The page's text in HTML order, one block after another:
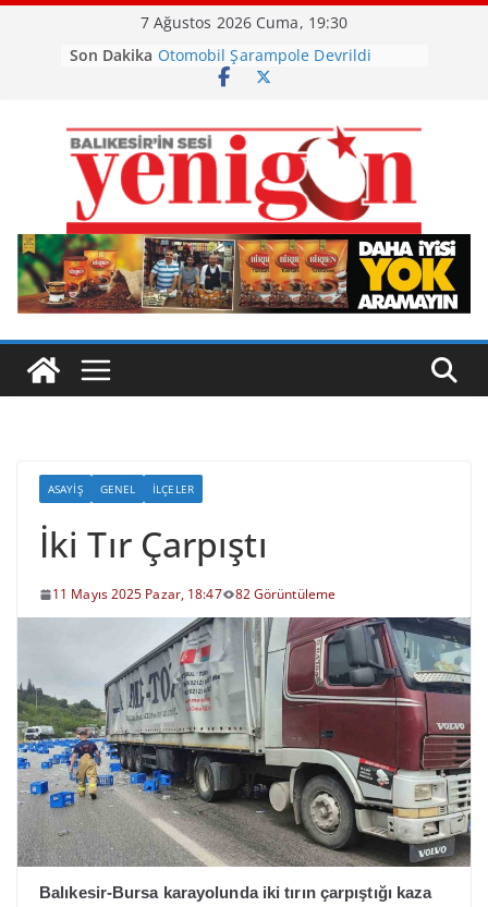
Skip
7 Ağustos 2026 Cuma, 19:30
Son Dakika Otomobil Şarampole Devrildi
Büyükşehir’den Kepsut’a Yatırım
Burhaniye’de Ot Yangını
Havran Siyah İncirinde Hasat
Başladı
ASAYIŞ GENEL İLÇELER
İki Tır Çarpıştı
11 Mayıs 2025 Pazar, 18:47 82 Görüntüleme
Balıkesir-Bursa karayolunda iki tırın çarpıştığı kaza